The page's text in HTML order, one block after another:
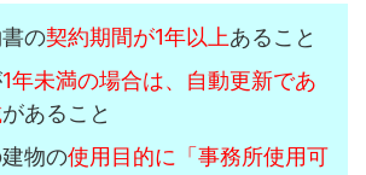
の契約期間が1年以上あること
1年未満の場合は、自動更新であ
があること
物の使用目的に「事務所使用可